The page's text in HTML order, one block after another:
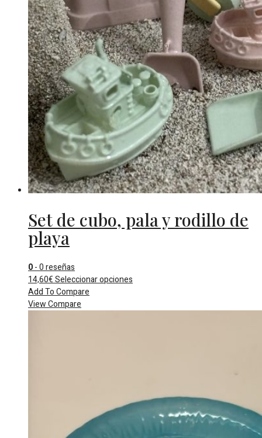
Set de cubo, pala y rodillo de
playa
0- 0 reseñas
14,60€Seleccionar opciones
en
página
Add To Compare
View Compare